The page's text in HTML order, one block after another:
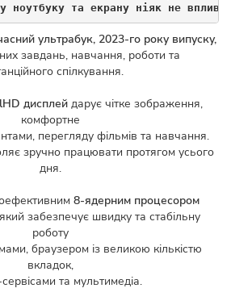
ноутбуку та екрану ніяк не
ультрабук, 2023-го року випуску,
завдань, навчання, роботи та
спілкування.
дисплейдарує чітке зображення,
комфортне
перегляду фільмів та навчання.
зручно працювати протягом усього
дня.
8-ядерним процесором
забезпечує швидку та стабільну
роботу
браузером із великою кількістю
вкладок,
та мультимедіа.